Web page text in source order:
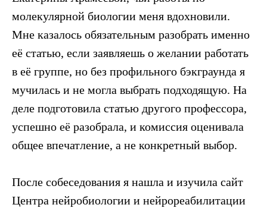
молекулярной биологии меня вдохновили.
Мне казалось обязательным разобрать именно
её статью, если заявляешь о желании работать
в её группе, но без профильного бэкграунда я
мучилась и не могла выбрать подходящую. На
деле подготовила статью другого профессора,
успешно её разобрала, и комиссия оценивала
общее впечатление, а не конкретный выбор.
После собеседования я нашла и изучила сайт
Центра нейробиологии и нейрореабилитации